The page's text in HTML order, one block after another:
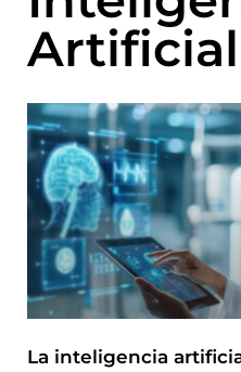
Artificial
La inteligencia